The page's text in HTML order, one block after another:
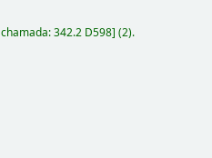
chamada:342.2 D598](2).